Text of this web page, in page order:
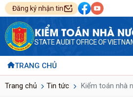
Đăng ký nhận tin
KIỂM TOÁN NHÀ
STATE AUDIT OFFICE OF
TRANG CHỦ
Trang chủ Tin tức Kiểm toán nhà